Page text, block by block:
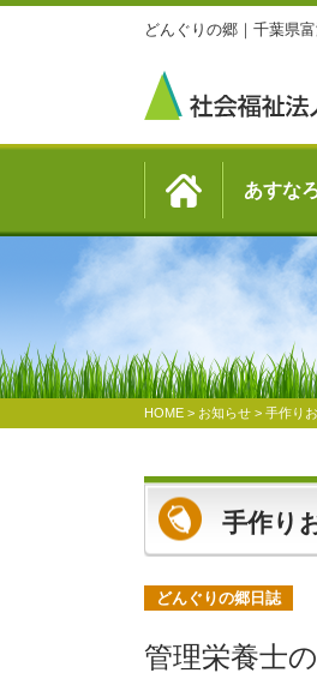
どんぐりの郷｜千葉県
あすな
HOME > お知らせ > 手作り
手作り
どんぐりの郷日誌
管理栄養士